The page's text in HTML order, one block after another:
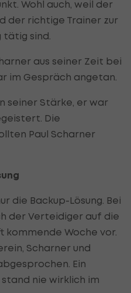
Wohl auch, weil der
der richtige Trainer zur
sind.
aus seiner Zeit bei
im Gespräch angetan.
seiner Stärke, er war
Die
Paul Scharner
die Backup-Lösung. Bei
der Verteidiger auf die
kommende Woche vor.
Scharner und
Ein
nie wirklich im